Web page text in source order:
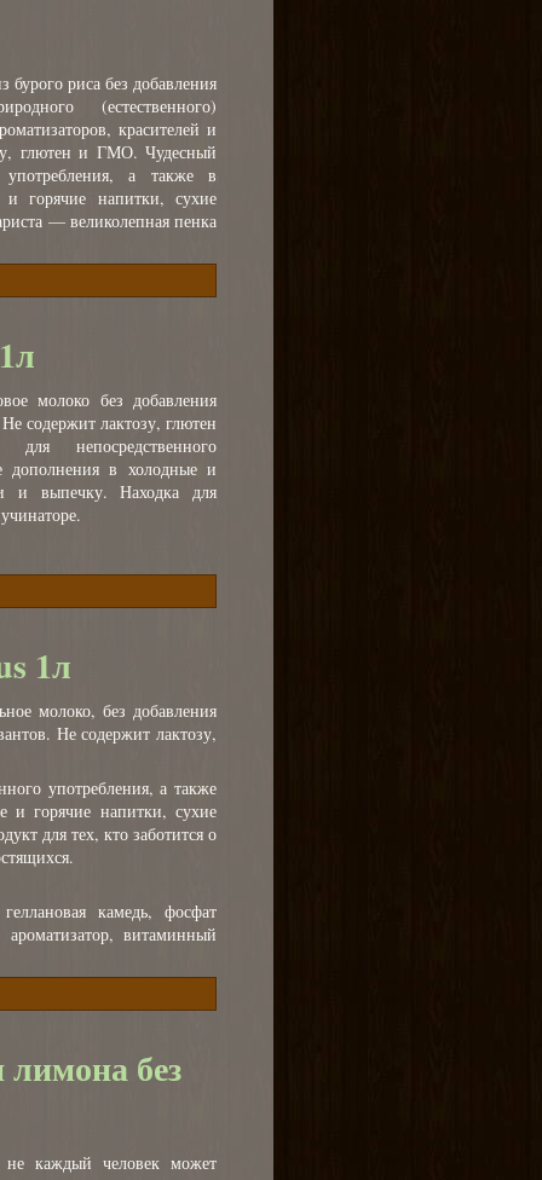
риса без добавления
(естественного)
красителей и
глютен и ГМО. Чудесный
употребления, а также в
и горячие напитки, сухие
— великолепная пенка
молоко без добавления
содержит лактозу, глютен
непосредственного
дополнения в холодные и
и выпечку. Находка для
1л
молоко, без добавления
Не содержит лактозу,
употребления, а также
и горячие напитки, сухие
для тех, кто заботится о
камедь, фосфат
витаминный
без
не каждый человек может